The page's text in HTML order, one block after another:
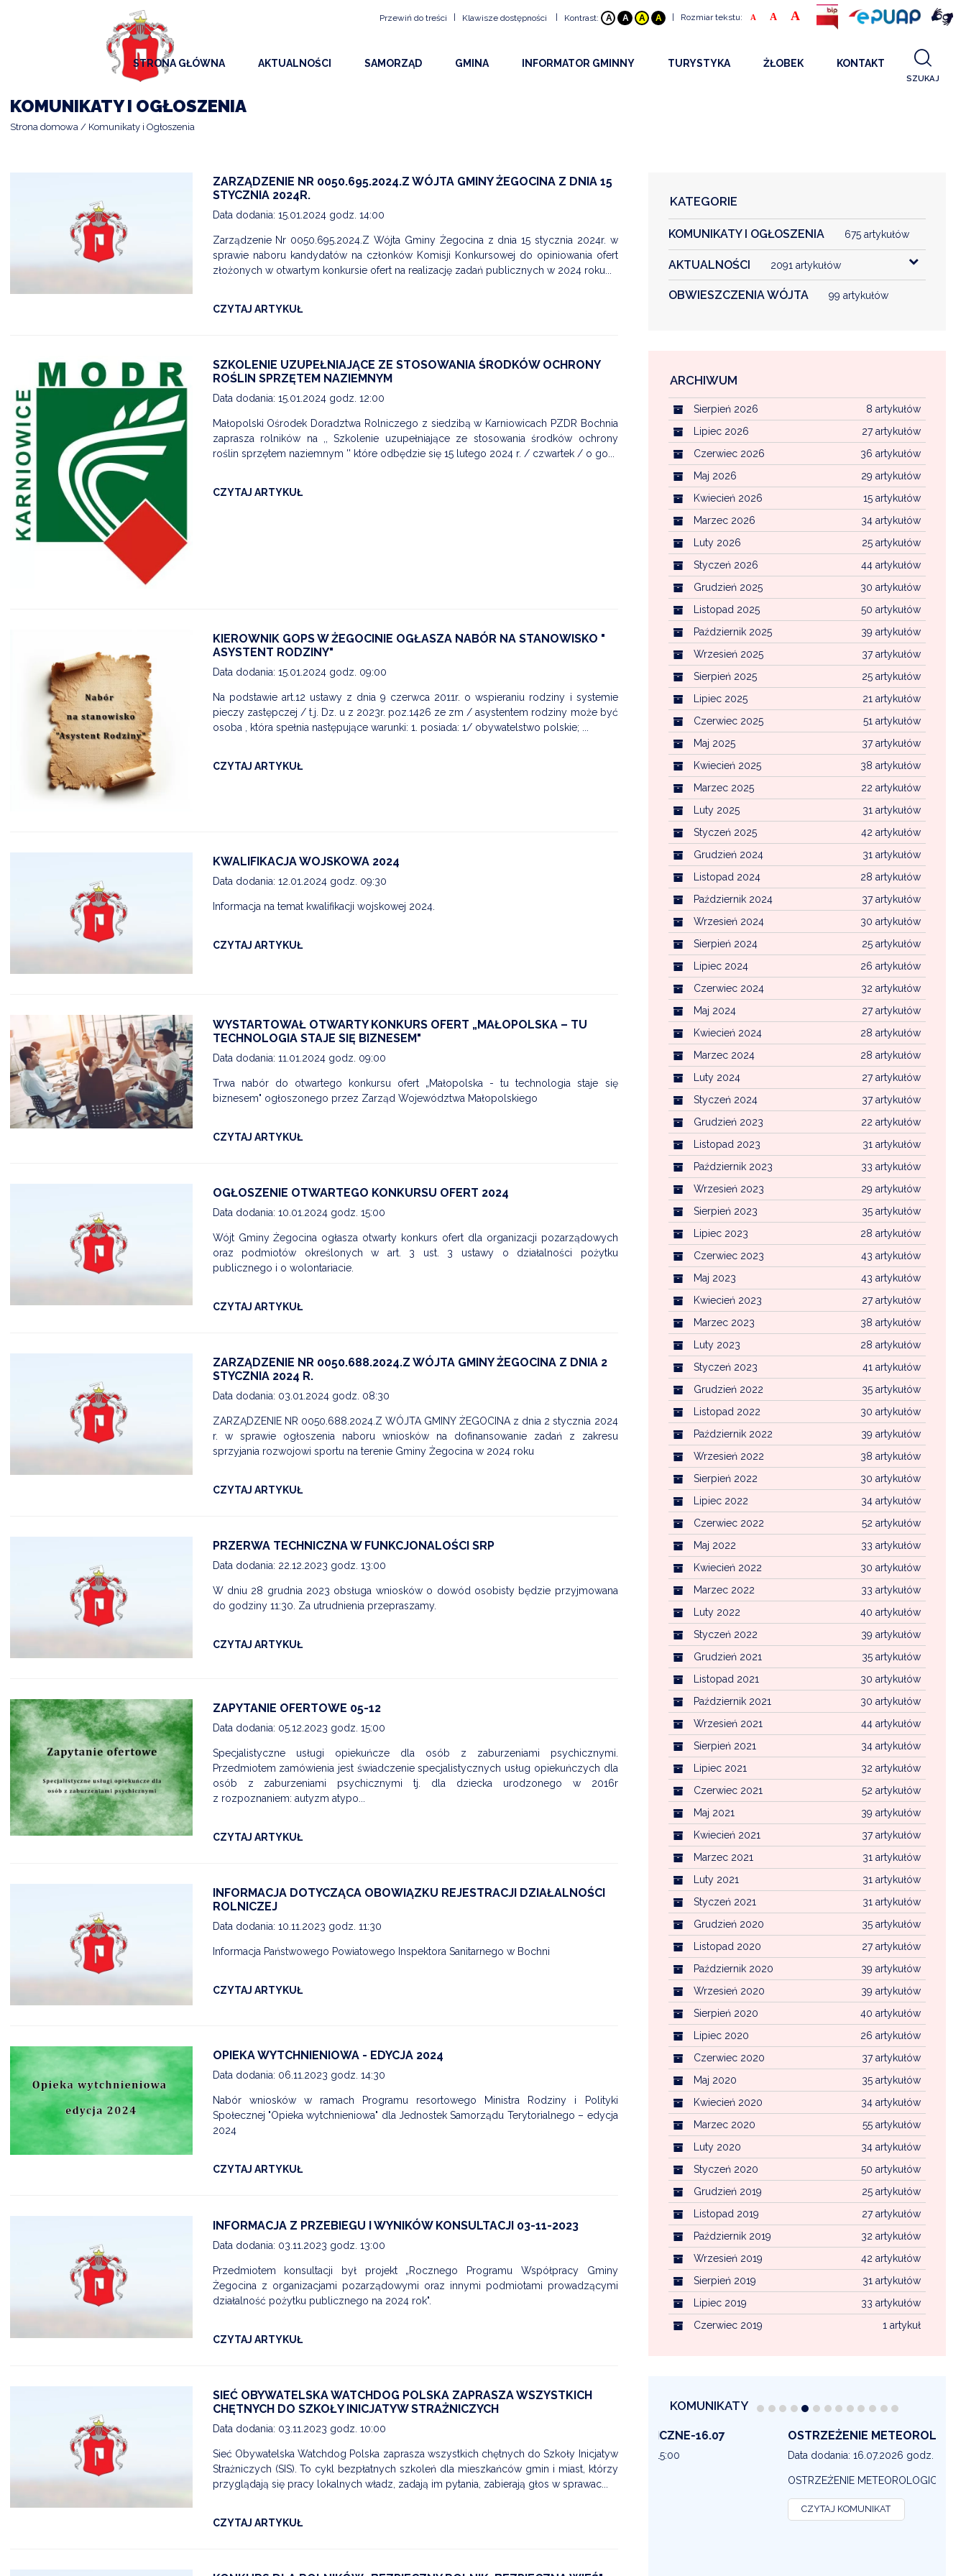
Przewiń do treści |
Klawisze dostępności
ALT + 6
ALT + 9
Wyszukiwarka
| Kontrast: A A A A | Rozmiar tekstu: A A A
STRONA GŁÓWNA AKTUALNOŚCI
ARCHIWALNA STRONA INTERNETOWA
SAMORZĄD
DRUKI DO POBRANIA
GMINA
SOŁECTWA
INFORMATOR GMINNY
URZĘDY I INSTYTUCJE
PARAFIE
STOWARZYSZENIA I ORGANIZACJE
ROLNICTWO
EKOINTERWENCJA
WFOŚ CZYSTE POWIETRZE
CENTRALNA EWIDENCJA EMISYJNOŚCI
GOSPODARKA ODPADAMI KOMUNALNYMI
KOMUNIKACJA
TURYSTYKA ŻŁOBEK
KONTAKT
KONTAKT
SZUKAJ
KOMUNIKATY I OGŁOSZENIA
Strona domowa Komunikaty i Ogłoszenia
ZARZĄDZENIE NR 0050.695.2024.Z WÓJTA GMINY ŻEGOCINA Z DNIA 15
STYCZNIA 2024R.
Data dodania: 15.01.2024 godz. 14:00
Zarządzenie Nr 0050.695.2024.Z Wójta Gminy Żegocina z dnia 15 stycznia 2024r. w
sprawie naboru kandydatów na członków Komisji Konkursowej do opiniowania ofert
złożonych w otwartym konkursie ofert na realizację zadań publicznych w 2024 roku...
CZYTAJ ARTYKUŁ
SZKOLENIE UZUPEŁNIAJĄCE ZE STOSOWANIA ŚRODKÓW OCHRONY
ROŚLIN SPRZĘTEM NAZIEMNYM
Data dodania: 15.01.2024 godz. 12:00
Małopolski Ośrodek Doradztwa Rolniczego z siedzibą w Karniowicach PZDR Bochnia
zaprasza rolników na ,, Szkolenie uzupełniające ze stosowania środków ochrony
roślin sprzętem naziemnym '' które odbędzie się 15 lutego 2024 r. / czwartek / o go...
CZYTAJ ARTYKUŁ
KIEROWNIK GOPS W ŻEGOCINIE OGŁASZA NABÓR NA STANOWISKO "
ASYSTENT RODZINY"
Data dodania: 15.01.2024 godz. 09:00
Na podstawie art.12 ustawy z dnia 9 czerwca 2011r. o wspieraniu rodziny i systemie
pieczy zastępczej / t.j. Dz. u z 2023r. poz.1426 ze zm / asystentem rodziny może być
osoba , która spełnia następujące warunki: 1. posiada: 1/ obywatelstwo polskie; ...
CZYTAJ ARTYKUŁ
KWALIFIKACJA WOJSKOWA 2024
Data dodania: 12.01.2024 godz. 09:30
Informacja na temat kwalifikacji wojskowej 2024.
CZYTAJ ARTYKUŁ
WYSTARTOWAŁ OTWARTY KONKURS OFERT „MAŁOPOLSKA – TU
TECHNOLOGIA STAJE SIĘ BIZNESEM"
Data dodania: 11.01.2024 godz. 09:00
Trwa nabór do otwartego konkursu ofert „Małopolska - tu technologia staje się
biznesem" ogłoszonego przez Zarząd Województwa Małopolskiego
CZYTAJ ARTYKUŁ
OGŁOSZENIE OTWARTEGO KONKURSU OFERT 2024
Data dodania: 10.01.2024 godz. 15:00
Wójt Gminy Żegocina ogłasza otwarty konkurs ofert dla organizacji pozarządowych
oraz podmiotów określonych w art. 3 ust. 3 ustawy o działalności pożytku
publicznego i o wolontariacie.
CZYTAJ ARTYKUŁ
ZARZĄDZENIE NR 0050.688.2024.Z WÓJTA GMINY ŻEGOCINA Z DNIA 2
STYCZNIA 2024 R.
Data dodania: 03.01.2024 godz. 08:30
ZARZĄDZENIE NR 0050.688.2024.Z WÓJTA GMINY ŻEGOCINA z dnia 2 stycznia 2024
r. w sprawie ogłoszenia naboru wniosków na dofinansowanie zadań z zakresu
sprzyjania rozwojowi sportu na terenie Gminy Żegocina w 2024 roku
CZYTAJ ARTYKUŁ
PRZERWA TECHNICZNA W FUNKCJONALOŚCI SRP
Data dodania: 22.12.2023 godz. 13:00
W dniu 28 grudnia 2023 obsługa wniosków o dowód osobisty będzie przyjmowana
do godziny 11:30. Za utrudnienia przepraszamy.
CZYTAJ ARTYKUŁ
ZAPYTANIE OFERTOWE 05-12
Data dodania: 05.12.2023 godz. 15:00
Specjalistyczne usługi opiekuńcze dla osób z zaburzeniami psychicznymi.
Przedmiotem zamówienia jest świadczenie specjalistycznych usług opiekuńczych dla
osób z zaburzeniami psychicznymi tj. dla dziecka urodzonego w 2016r
z rozpoznaniem: autyzm atypo...
CZYTAJ ARTYKUŁ
INFORMACJA DOTYCZĄCA OBOWIĄZKU REJESTRACJI DZIAŁALNOŚCI
ROLNICZEJ
Data dodania: 10.11.2023 godz. 11:30
Informacja Państwowego Powiatowego Inspektora Sanitarnego w Bochni
CZYTAJ ARTYKUŁ
OPIEKA WYTCHNIENIOWA - EDYCJA 2024
Data dodania: 06.11.2023 godz. 14:30
Nabór wniosków w ramach Programu resortowego Ministra Rodziny i Polityki
Społecznej "Opieka wytchnieniowa" dla Jednostek Samorządu Terytorialnego – edycja
2024
CZYTAJ ARTYKUŁ
INFORMACJA Z PRZEBIEGU I WYNIKÓW KONSULTACJI 03-11-2023
Data dodania: 03.11.2023 godz. 13:00
Przedmiotem konsultacji był projekt „Rocznego Programu Współpracy Gminy
Żegocina z organizacjami pozarządowymi oraz innymi podmiotami prowadzącymi
działalność pożytku publicznego na 2024 rok".
CZYTAJ ARTYKUŁ
SIEĆ OBYWATELSKA WATCHDOG POLSKA ZAPRASZA WSZYSTKICH
CHĘTNYCH DO SZKOŁY INICJATYW STRAŻNICZYCH
Data dodania: 03.11.2023 godz. 10:00
Sieć Obywatelska Watchdog Polska zaprasza wszystkich chętnych do Szkoły Inicjatyw
Strażniczych (SIS). To cykl bezpłatnych szkoleń dla mieszkańców gmin i miast, którzy
przyglądają się pracy lokalnych władz, zadają im pytania, zabierają głos w sprawac...
CZYTAJ ARTYKUŁ
KATEGORIE
KOMUNIKATY I OGŁOSZENIA 675 artykułów
AKTUALNOŚCI 2091 artykułów
OBWIESZCZENIA WÓJTA 99 artykułów
ARCHIWUM
8 artykułów
Sierpień 2026
27 artykułów
Lipiec 2026
36 artykułów
Czerwiec 2026
29 artykułów
Maj 2026
15 artykułów
Kwiecień 2026
34 artykułów
Marzec 2026
25 artykułów
Luty 2026
44 artykułów
Styczeń 2026
30 artykułów
Grudzień 2025
50 artykułów
Listopad 2025
39 artykułów
Październik 2025
37 artykułów
Wrzesień 2025
25 artykułów
Sierpień 2025
21 artykułów
Lipiec 2025
51 artykułów
Czerwiec 2025
37 artykułów
Maj 2025
38 artykułów
Kwiecień 2025
22 artykułów
Marzec 2025
31 artykułów
Luty 2025
42 artykułów
Styczeń 2025
31 artykułów
Grudzień 2024
28 artykułów
Listopad 2024
37 artykułów
Październik 2024
30 artykułów
Wrzesień 2024
25 artykułów
Sierpień 2024
26 artykułów
Lipiec 2024
32 artykułów
Czerwiec 2024
27 artykułów
Maj 2024
28 artykułów
Kwiecień 2024
28 artykułów
Marzec 2024
27 artykułów
Luty 2024
37 artykułów
Styczeń 2024
22 artykułów
Grudzień 2023
31 artykułów
Listopad 2023
33 artykułów
Październik 2023
29 artykułów
Wrzesień 2023
35 artykułów
Sierpień 2023
28 artykułów
Lipiec 2023
43 artykułów
Czerwiec 2023
43 artykułów
Maj 2023
27 artykułów
Kwiecień 2023
38 artykułów
Marzec 2023
28 artykułów
Luty 2023
41 artykułów
Styczeń 2023
35 artykułów
Grudzień 2022
30 artykułów
Listopad 2022
39 artykułów
Październik 2022
38 artykułów
Wrzesień 2022
30 artykułów
Sierpień 2022
34 artykułów
Lipiec 2022
52 artykułów
Czerwiec 2022
33 artykułów
Maj 2022
30 artykułów
Kwiecień 2022
33 artykułów
Marzec 2022
40 artykułów
Luty 2022
39 artykułów
Styczeń 2022
35 artykułów
Grudzień 2021
30 artykułów
Listopad 2021
30 artykułów
Październik 2021
44 artykułów
Wrzesień 2021
34 artykułów
Sierpień 2021
32 artykułów
Lipiec 2021
52 artykułów
Czerwiec 2021
39 artykułów
Maj 2021
37 artykułów
Kwiecień 2021
31 artykułów
Marzec 2021
31 artykułów
Luty 2021
31 artykułów
Styczeń 2021
35 artykułów
Grudzień 2020
27 artykułów
Listopad 2020
39 artykułów
Październik 2020
39 artykułów
Wrzesień 2020
40 artykułów
Sierpień 2020
26 artykułów
Lipiec 2020
37 artykułów
Czerwiec 2020
35 artykułów
Maj 2020
34 artykułów
Kwiecień 2020
55 artykułów
Marzec 2020
34 artykułów
Luty 2020
50 artykułów
Styczeń 2020
25 artykułów
Grudzień 2019
27 artykułów
Listopad 2019
32 artykułów
Październik 2019
42 artykułów
Wrzesień 2019
31 artykułów
Sierpień 2019
33 artykułów
Lipiec 2019
1 artykuł
Czerwiec 2019
KOMUNIKATY
21 LIPCA - ĆWICZENIA ALARM - 26
Data dodania: 17.07.2026 godz. 10:30
Aktualności Wydarzenia Alarm ALARM-26
CZYTAJ KOMUNIKAT
Data dodania: 16.07.2026 godz. 15:00
Ostrzeżenie hydrologiczne
OSTRZEŻENIE METEOROLOGICZNE 16-07
Data dodania: 16.07.2026 godz. 14:30
OSTRZEŻENIE METEOROLOGICZNE